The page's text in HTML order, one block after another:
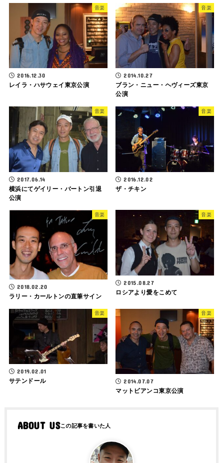
音楽
2016.12.30
レイラ・ハサウェイ東京公演
音楽
2014.10.27
ブラン・ニュー・ヘヴィーズ東京
公演
音楽
2017.06.14
横浜にてゲイリー・バートン引退
公演
音楽
2016.12.02
ザ・チキン
音楽
2018.02.20
ラリー・カールトンの直筆サイン
音楽
2015.08.27
ロシアより愛をこめて
音楽
2019.02.01
サテンドール
音楽
2014.07.07
マットビアンコ東京公演
ABOUT US